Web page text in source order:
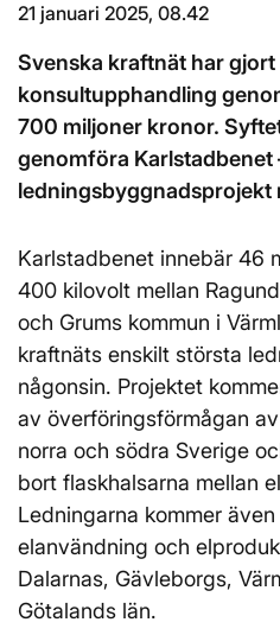
21 januari 2025, 08.42
Svenska kraftnät har gjort
konsultupphandling
700 miljoner kronor.
genomföra Karlstadbenet
ledningsbyggnadsprojekt
Karlstadbenet innebär 46
400 kilovolt mellan
och Grums kommun i
kraftnäts enskilt största
någonsin. Projektet
av överföringsförmågan
norra och södra Sverige
bort flaskhalsarna mellan
Ledningarna kommer
elanvändning och
Dalarnas, Gävleborgs,
Götalands län.